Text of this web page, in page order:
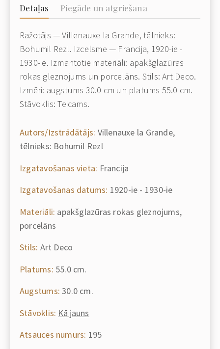
Detaļas Piegāde un atgriešana
Ražotājs — Villenauxe la Grande, tēlnieks:
Bohumil Rezl. Izcelsme — Francija, 1920-ie -
1930-ie. Izmantotie materiāli: apakšglazūras
rokas gleznojums un porcelāns. Stils: Art Deco.
Izmēri: augstums 30.0 cm un platums 55.0 cm.
Stāvoklis: Teicams.
Autors/Izstrādātājs: Villenauxe la Grande,
tēlnieks: Bohumil Rezl
Izgatavošanas vieta: Francija
Izgatavošanas datums: 1920-ie - 1930-ie
Materiāli: apakšglazūras rokas gleznojums,
porcelāns
Stils: Art Deco
Platums: 55.0 cm.
Augstums: 30.0 cm.
Stāvoklis: Kā jauns
Atsauces numurs: 195